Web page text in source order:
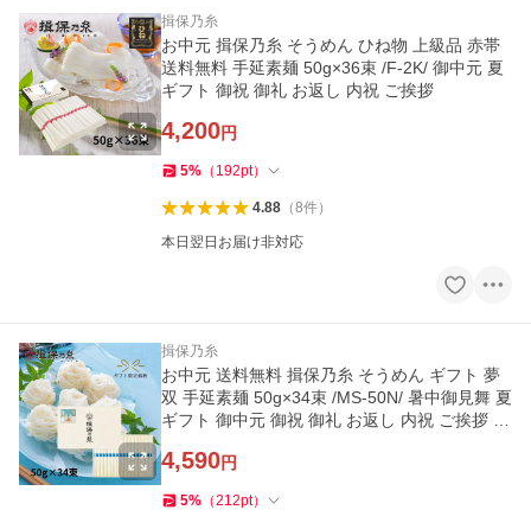
揖保乃糸
お中元 揖保乃糸 そうめん ひね物 上級品 赤帯
送料無料 手延素麺 50g×36束 /F-2K/ 御中元 夏
ギフト 御祝 御礼 お返し 内祝 ご挨拶
4,200円
5% （ 192pt）
4.88（8件）
本日翌日お届け非対応
揖保乃糸
お中元 送料無料 揖保乃糸 そうめん ギフト 夢
双 手延素麺 50g×34束 /MS-50N/ 暑中御見舞 夏
ギフト 御中元 御祝 御礼 お返し 内祝 ご挨拶 化
4,590円
5% （212pt）